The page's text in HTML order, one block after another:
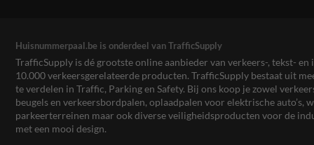
Huisnummerpaal.be is onderdeel van TrafficSupply
TrafficSupply is dé grootste online aanbieder van verkeers-, tekst-
10.000 verkeersgerelateerde producten. TrafficSupply bestaat uit
te verdelen in Traffic, Parking en Safety. Bij ons koop je zowel
beugels en verkeersbordpalen, oplaadpalen voor elektrische auto’s,
parkeerterreinen maar ook diverse veiligheidsproducten voor de
met een mooi design.